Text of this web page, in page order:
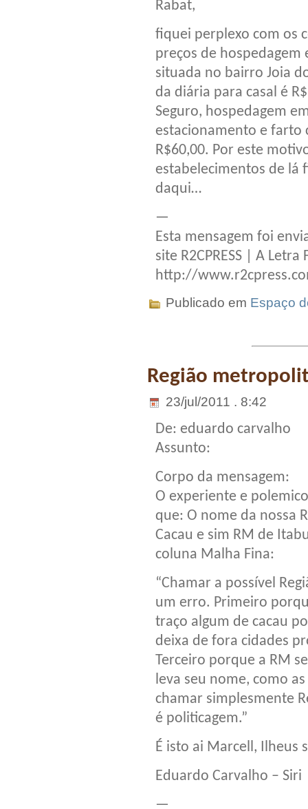
Rabat,
fiquei perplexo com os
preços de hospedagem
situada no bairro Joia
da diária para casal é
Seguro, hospedagem
estacionamento e farto
R$60,00. Por este
estabelecimentos de lá
daqui…
—
Esta mensagem foi
site R2CPRESS | A
http://
Publicado em Espaço
Região
23/jul/2011 . 8:42
De: eduardo carvalho
Assunto:
Corpo da mensagem:
O experiente e
que: O nome da nossa
Cacau e sim RM de
coluna Malha Fina:
“Chamar a possível
um erro. Primeiro
traço algum de cacau
deixa de fora cidades
Terceiro porque a RM
leva seu nome, como
chamar simplesmente
é politicagem.”
É isto ai Marcell, Ilheus
Eduardo Carvalho – Siri
—